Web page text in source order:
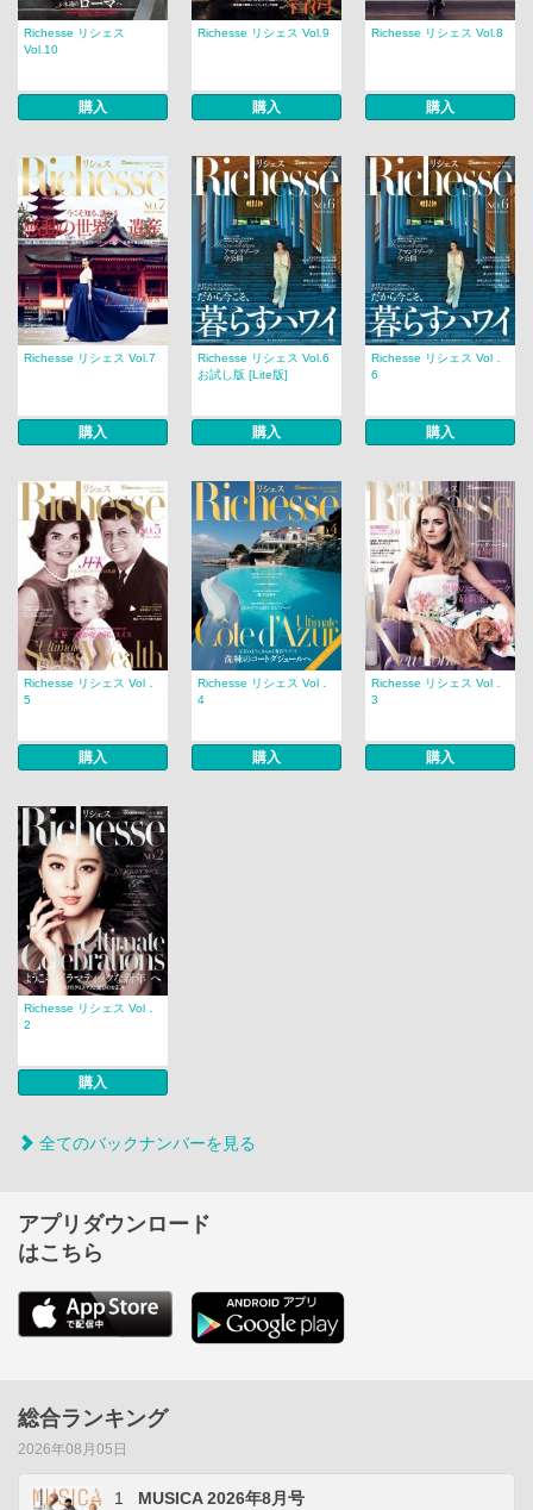
Richesse リシェス
Vol.10
購入
Richesse リシェス Vol.9
購入
Richesse リシェス Vol.8
購入
Richesse リシェス Vol.7
購入
Richesse リシェス Vol.6
お試し版 [Lite版]
購入
Richesse リシェス Vol．
6
購入
Richesse リシェス Vol．
5
購入
Richesse リシェス Vol．
4
購入
Richesse リシェス Vol．
3
購入
Richesse リシェス Vol．
2
購入
全てのバックナンバーを見る
アプリダウンロード
はこちら
総合ランキング
2026年08月05日
1 MUSICA 2026年8月号